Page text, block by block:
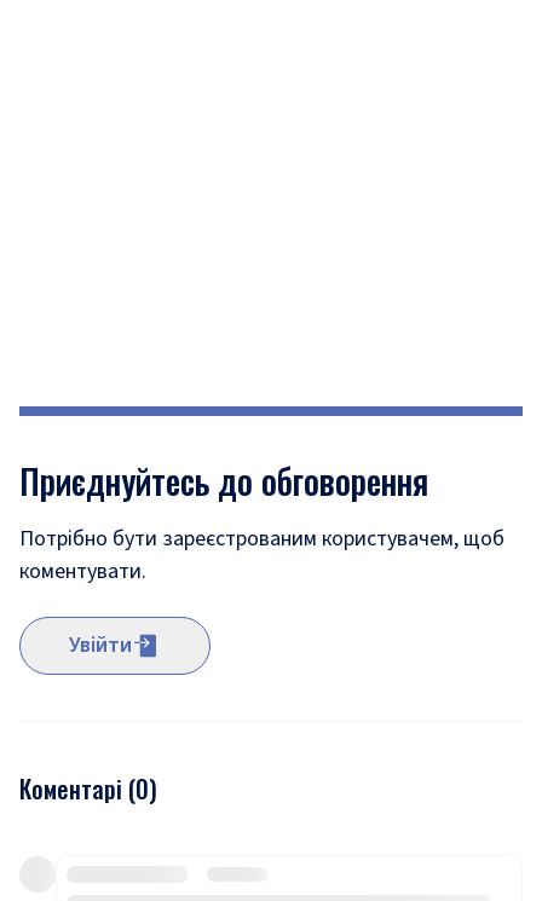
Приєднуйтесь до обговорення
Потрібно бути зареєстрованим користувачем, щоб
коментувати.
Увійти
Коментарі (0)